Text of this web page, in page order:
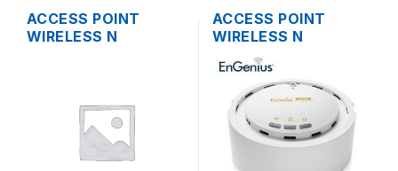
ACCESS POINT
WIRELESS N
DUAL BAND GIGABIT
SOPORTA POE
ACCESS POINT
WIRELESS N
ENGENIUS EAP300
2.4GHZ 300MBPS +